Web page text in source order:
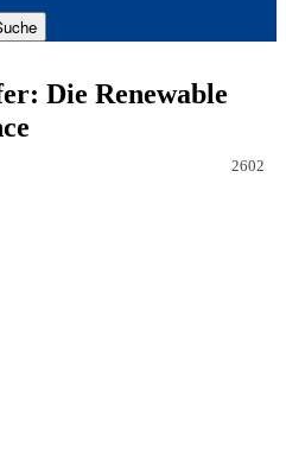
Die Renewable
2602